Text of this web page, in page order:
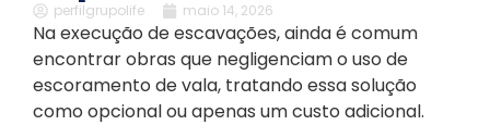
perfilgrupolife maio 14, 2026
Na execução de escavações, ainda é comum
encontrar obras que negligenciam o uso de
escoramento de vala, tratando essa solução
como opcional ou apenas um custo adicional.